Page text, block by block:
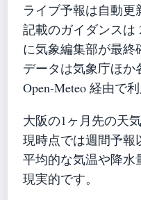
ライブ予報は自動更
記載のガイダンスは
に気象編集部が最終
データは気象庁ほか
Open-Meteo 経由で
大阪の1ヶ月先の天気
現時点では週間予報
平均的な気温や降水
現実的です。